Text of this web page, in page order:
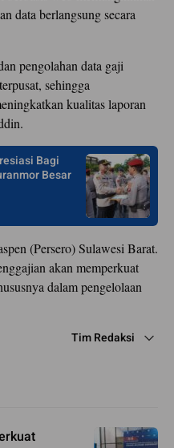
data berlangsung secara
pengolahan data gaji
sehingga
kualitas laporan
Bagi
Besar
(Persero) Sulawesi Barat.
akan memperkuat
dalam pengelolaan
Tim Redaksi